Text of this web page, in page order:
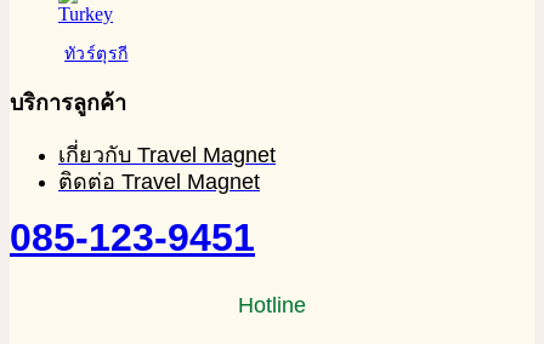
ทัวร์ตุรกี
บริการลูกค้า
เกี่ยวกับ Travel Magnet
ติดต่อ Travel Magnet
085-123-9451
Hotline